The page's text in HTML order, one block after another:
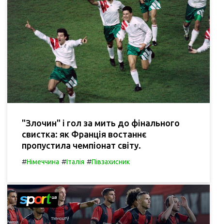
"Злочин" і гол за мить до фінального
свистка: як Франція востаннє
пропустила чемпіонат світу.
#Німеччина #Італія #Півзахисник